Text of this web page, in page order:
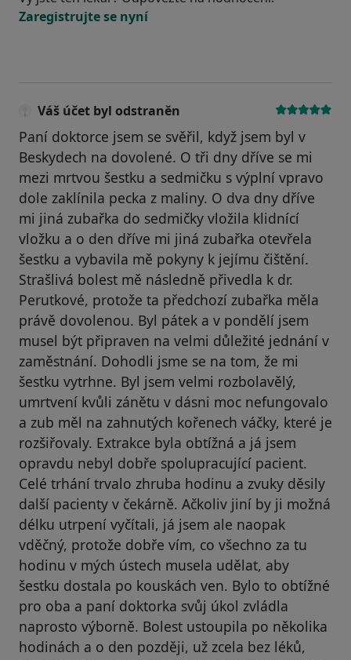
Zaregistrujte se nyní
Váš účet byl odstraněn
Paní doktorce jsem se svěřil, když jsem byl v
Beskydech na dovolené. O tři dny dříve se mi
mezi mrtvou šestku a sedmičku s výplní vpravo
dole zaklínila pecka z maliny. O dva dny dříve
mi jiná zubařka do sedmičky vložila klidnící
vložku a o den dříve mi jiná zubařka otevřela
šestku a vybavila mě pokyny k jejímu čištění.
Strašlivá bolest mě následně přivedla k dr.
Perutkové, protože ta předchozí zubařka měla
právě dovolenou. Byl pátek a v pondělí jsem
musel být připraven na velmi důležité jednání v
zaměstnání. Dohodli jsme se na tom, že mi
šestku vytrhne. Byl jsem velmi rozbolavělý,
umrtvení kvůli zánětu v dásni moc nefungovalo
a zub měl na zahnutých kořenech váčky, které je
rozšiřovaly. Extrakce byla obtížná a já jsem
opravdu nebyl dobře spolupracující pacient.
Celé trhání trvalo zhruba hodinu a zvuky děsily
další pacienty v čekárně. Ačkoliv jiní by ji možná
délku utrpení vyčítali, já jsem ale naopak
vděčný, protože dobře vím, co všechno za tu
hodinu v mých ústech musela udělat, aby
šestku dostala po kouskách ven. Bylo to obtížné
pro oba a paní doktorka svůj úkol zvládla
naprosto výborně. Bolest ustoupila po několika
hodinách a o den později, už zcela bez léků,